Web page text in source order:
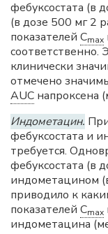
фебуксостата (в
(в дозе 500 мг 2
показателей Cmax
клинически
отмечено
AUC напроксена
Индометацин.
фебуксостата и
требуется.
фебуксостата (в
индометацином
приводило к
показателей Cmax
индометацина